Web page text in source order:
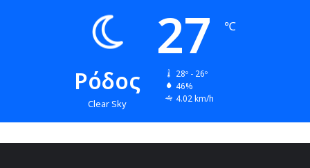
Ρόδος
Clear Sky
27 ℃
28º - 26º
46%
4.02 km/h